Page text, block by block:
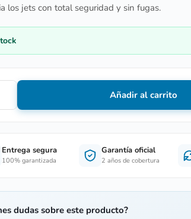
los jets con total seguridad y sin fugas.
Añadir al carrito
Entrega segura
100% garantizada
Garantía oficial
2 años de cobertura
dudas sobre este producto?